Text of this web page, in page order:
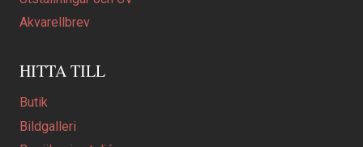
Akvarellbrev
HITTA TILL
Butik
Bildgalleri